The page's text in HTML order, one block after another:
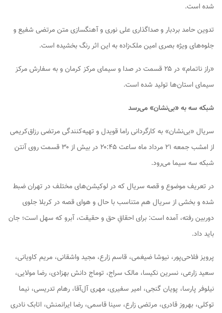
شده است.
تدوین حامد بردبار و صداگذاری علی نوری و آهنگسازی متن مرتضی شفیع و
جلوه‌های ویژه بصری امین ملک‌زاده به این اثر رنگ بخشیده است.
«راز ناتمام» در ۲۵ قسمت در صدا و سیمای مرکز کرمان و به سفارش مرکز
سیمای استان‌ها تولید شده است.
شبکه سه به «بی‌نشان» می‌رسد
سریال «بی‌نشان» به کارگردانی راما قویدل و تهیه‌کنندگی مرتضی رزاق‌کریمی
از امشب جمعه ۲۱ مرداد ماه ساعت ۲۰:۴۵ در بیش از ۳۰ قسمت روی آنتن
شبکه سه سیما می‌رود.
در تعریف موضوع و قصه سریال که در لوکیشن‌های مختلف در تهران ضبط
شده و بخشی از سریال هم متناسب با حال و هوای قصه در کربلا جلوی
دوربین رفته، آمده است: برای احقاقِ حق و حقیقت، آبرو که سهل است؛ جان
باید داد.
پرویز فلاحی‌پور، نیوشا ضیغمی، قاسم زارع، مجید واشقانی، مریم کاویانی،
سعید زارعی، نسرین نکیسا، مالک سراج، توماج دانش بهزادی، رضا مولایی،
نیلوفر پارسا، پویان گنجی، امیر سفیری، مهری آل‌آقا، رهام تدریسی، نیما
توکلی، بهروز قادری، مرتضی زارع، سینا قاسمی، رضا ایرانمنش، اتابک نادری